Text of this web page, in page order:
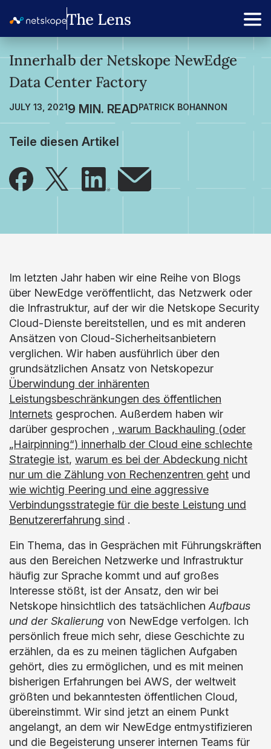
Innerhalb der Netskope NewEdge
Data Center Factory
JULY 13, 2021 PATRICK BOHANNON
Teile diesen Artikel
Im letzten Jahr haben wir eine Reihe von Blogs
über NewEdge veröffentlicht, das Netzwerk oder
die Infrastruktur, auf der wir die Netskope Security
Cloud-Dienste bereitstellen, und es mit anderen
Ansätzen von Cloud-Sicherheitsanbietern
verglichen. Wir haben ausführlich über den
grundsätzlichen Ansatz von Netskopezur
Überwindung der inhärenten
Leistungsbeschränkungen des öffentlichen
Internets gesprochen. Außerdem haben wir
darüber gesprochen , warum Backhauling (oder
„Hairpinning“) innerhalb der Cloud eine schlechte
Strategie ist, warum es bei der Abdeckung nicht
nur um die Zählung von Rechenzentren geht und
wie wichtig Peering und eine aggressive
Verbindungsstrategie für die beste Leistung und
Benutzererfahrung sind .
Ein Thema, das in Gesprächen mit Führungskräften
aus den Bereichen Netzwerke und Infrastruktur
häufig zur Sprache kommt und auf großes
Interesse stößt, ist der Ansatz, den wir bei
Netskope hinsichtlich des tatsächlichen Aufbaus
und der Skalierung von NewEdge verfolgen. Ich
persönlich freue mich sehr, diese Geschichte zu
erzählen, da es zu meinen täglichen Aufgaben
gehört, dies zu ermöglichen, und es mit meinen
bisherigen Erfahrungen bei AWS, der weltweit
größten und bekanntesten öffentlichen Cloud,
übereinstimmt. Wir sind jetzt an einem Punkt
angelangt, an dem wir NewEdge entmystifizieren
und die Begeisterung unserer internen Teams für